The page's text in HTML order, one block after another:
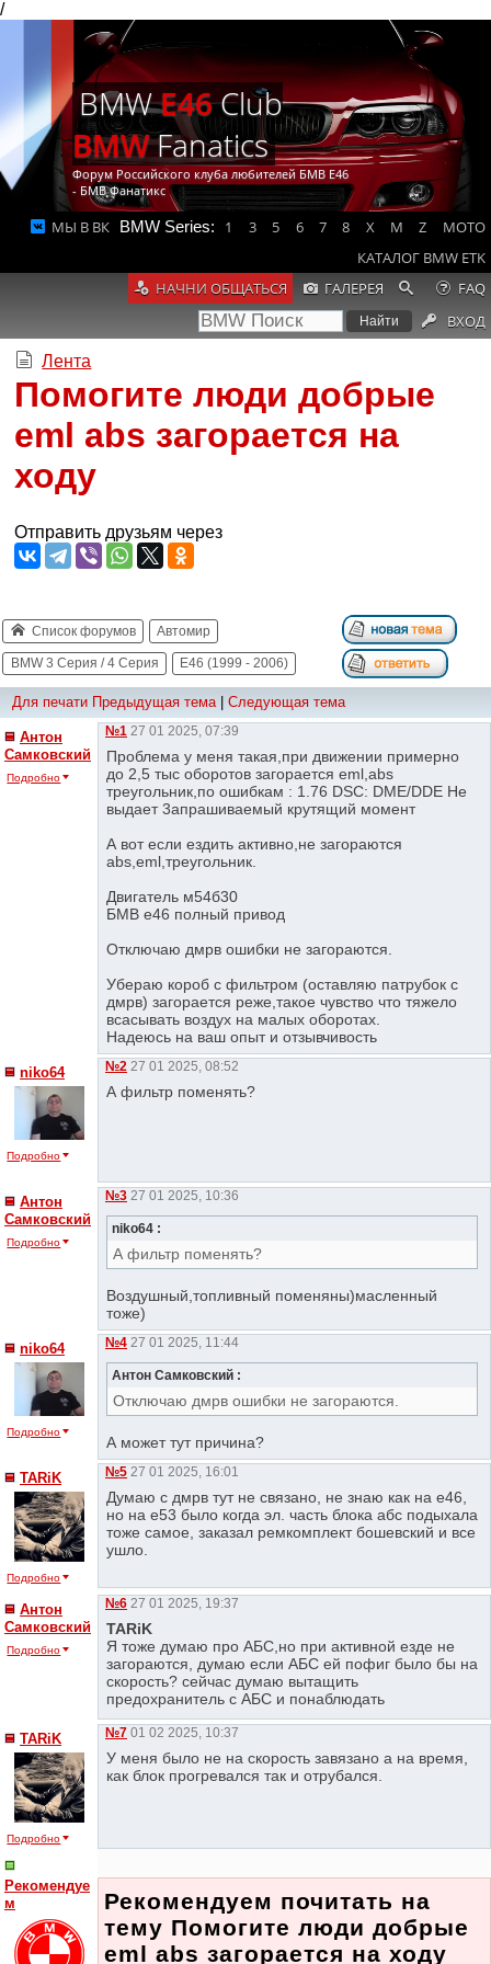
/
BMWE46Club
BMWFanatics
Форум Российского клуба любителей БМВ Е46
- БМВ Фанатикс
МЫ В ВК BMW Series: 1 3 5 6 7 8 X M Z
MOTO
КАТАЛОГ BMW ETK
НАЧНИ ОБЩАТЬСЯ
ГАЛЕРЕЯ
FAQ
ВХОД
Лента
Помогите люди добрые
eml abs загорается на
ходу
Отправить друзьям через
Список форумов Автомир
BMW 3 Серия / 4 Серия E46 (1999 - 2006)
Для печати Предыдущая тема| Следующая тема
Антон
Самковский
Подробно
№1 27 01 2025, 07:39
Проблема у меня такая,при движении примерно
до 2,5 тыс оборотов загорается eml,abs
треугольник,по ошибкам : 1.76 DSC: DME/DDE He
выдает 3апрашиваемый крутящий момент
А вот если ездить активно,не загораются
abs,eml,треугольник.
Двигатель м54б30
БМВ е46 полный привод
Отключаю дмрв ошибки не загораются.
Убераю короб с фильтром (оставляю патрубок с
дмрв) загорается реже,такое чувство что тяжело
всасывать воздух на малых оборотах.
Надеюсь на ваш опыт и отзывчивость
niko64
Подробно
№2 27 01 2025, 08:52
А фильтр поменять?
Антон
Самковский
Подробно
№3 27 01 2025, 10:36
niko64 :
А фильтр поменять?
Воздушный,топливный поменяны)масленный
тоже)
niko64
Подробно
№4 27 01 2025, 11:44
Антон Самковский :
Отключаю дмрв ошибки не загораются.
А может тут причина?
TARiK
Подробно
№5 27 01 2025, 16:01
Думаю с дмрв тут не связано, не знаю как на е46,
но на е53 было когда эл. часть блока абс подыхала
тоже самое, заказал ремкомплект бошевский и все
ушло.
Антон
Самковский
Подробно
№6 27 01 2025, 19:37
TARiK
Я тоже думаю про АБС,но при активной езде не
загораются, думаю если АБС ей пофиг было бы на
скорость? сейчас думаю вытащить
предохранитель с АБС и понаблюдать
TARiK
Подробно
№7 01 02 2025, 10:37
У меня было не на скорость завязано а на время,
как блок прогревался так и отрубался.
Рекомендуе
м
Рекомендуем почитать на
тему Помогите люди добрые
eml abs загорается на ходу